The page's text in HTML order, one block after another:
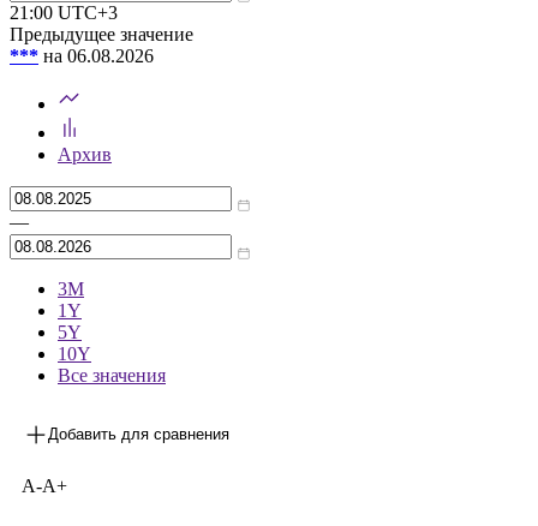
21:00 UTC+3
Предыдущее значение
*** на 06.08.2026
Архив
—
3М
1Y
5Y
10Y
Все значения
Добавить для сравнения